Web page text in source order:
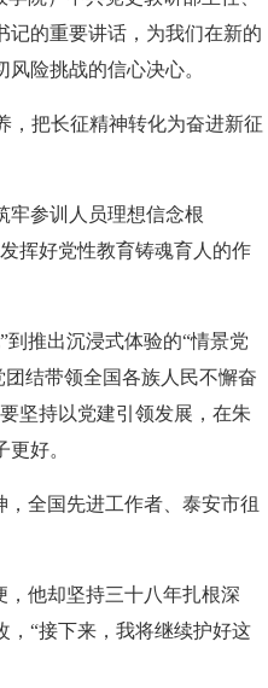
记的重要讲话，为我们在新的
险挑战的信心决心。
，把长征精神转化为奋进新征
牢参训人员理想信念根
挥好党性教育铸魂育人的作
推出沉浸式体验的“情景党
结带领全国各族人民不懈奋
坚持以党建引领发展，在朱
好。
全国先进工作者、泰安市徂
他却坚持三十八年扎根深
，“接下来，我将继续护好这